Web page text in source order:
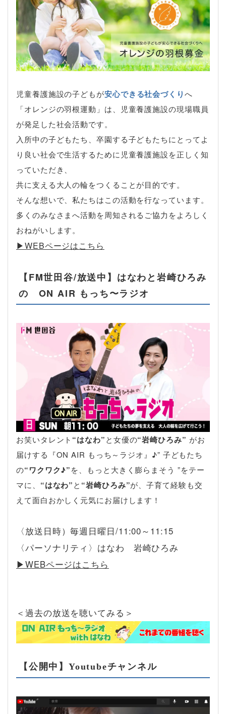
児童養護施設の子どもが安心できる社会づくりへ
「オレンジの羽根運動」は、児童養護施設の現場職員
が発足した社会活動です。
入所中の子どもたち、卒園する子どもたちにとってよ
り良い社会で生活するために児童養護施設を正しく知
っていただき、
共に支える大人の輪をつくることが目的です。
そんな想いで、私たちはこの活動を行なっています。
多くのみなさまへ活動を周知されるご協力をよろしく
おねがいします。
▶︎WEBページはこちら
【FM世田谷/放送中】はなわと岩崎ひろみ
の ON AIR もっち〜ラジオ
お笑いタレント “はなわ”と女優の“岩崎ひろみ” がお
届けする『ON AIR もっち～ラジオ』♪” 子どもたち
の“ワクワク♪”を、もっと大きく膨らまそう ”をテー
マに、 “はなわ”と “岩崎ひろみ”が、子育て経験も交
えて面白おかしく元気にお届けします！
〈放送日時）毎週日曜日/11:00～11:15
〈パーソナリティ〉はなわ 岩崎ひろみ
▶︎WEBページはこちら
＜過去の放送を聴いてみる＞
【公開中】Youtubeチャンネル